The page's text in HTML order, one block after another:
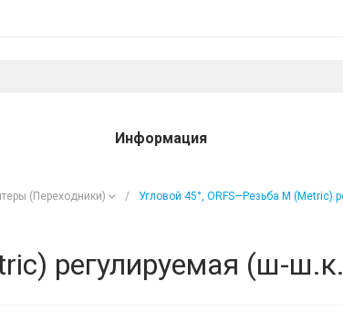
Информация
(Переходники) / Угловой 45°, ORFS—Резьба М (Metric)
регулируемая (ш-